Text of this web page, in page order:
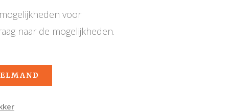
voor
naar de mogelijkheden.